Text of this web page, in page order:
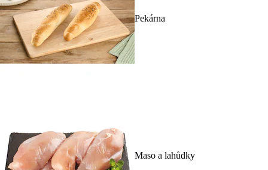
Pekárna
Maso a lahůdky